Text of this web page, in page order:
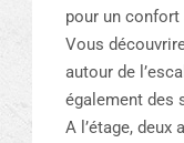
pour un
Vous
autour de
également des
A l’étage, deux